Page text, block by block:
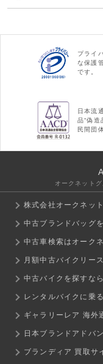
プライ
な保護
です。
日本流
品“偽造
民間団
オークネット
株式会社オークネット
中古ブランドバッグ
中古車検索はオーク
月額中古バイクリー
中古バイクを探すな
レンタルバイクに乗
ギャラリーレア 海外
日本ブランドアドバ
ブランディア 買取サ